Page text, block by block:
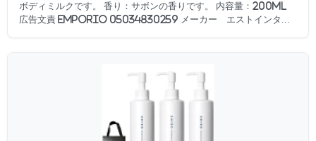
ボディミルクです。 香り：サボンの香りです。 内容量：200ml
広告文責 EMPORIO 05034830259 メーカー エストインタ...